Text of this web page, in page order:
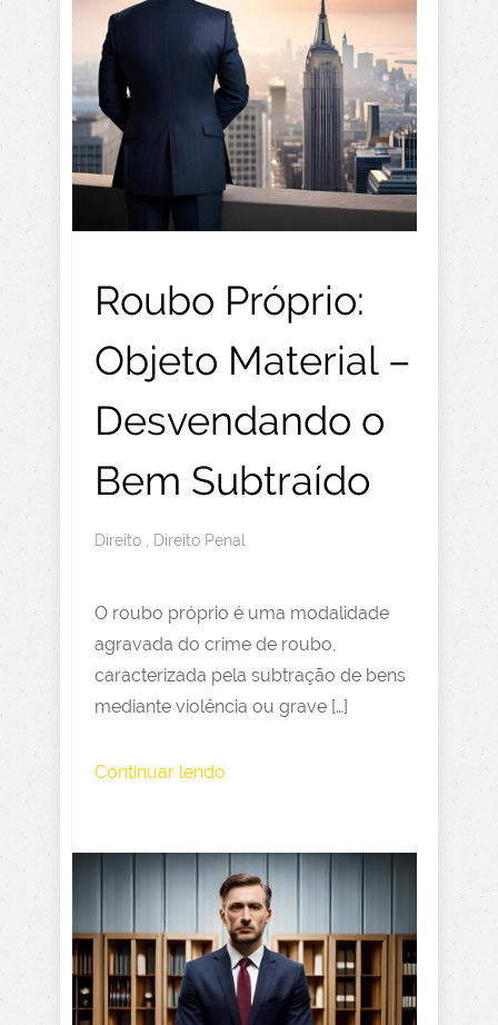
Roubo Próprio:
Objeto Material –
Desvendando o
Bem Subtraído
Direito , Direito Penal
O roubo próprio é uma modalidade
agravada do crime de roubo,
caracterizada pela subtração de bens
mediante violência ou grave […]
Continuar lendo